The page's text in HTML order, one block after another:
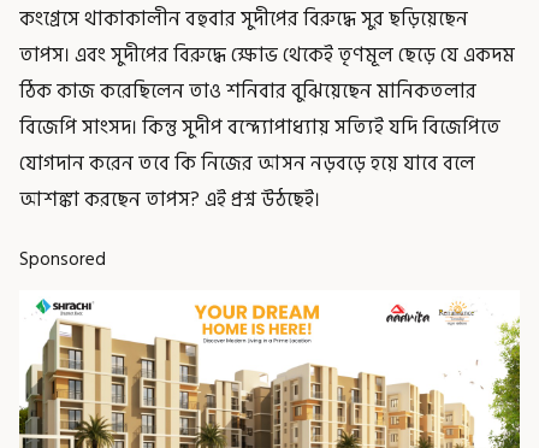
কংগ্রেসে থাকাকালীন বহুবার সুদীপের বিরুদ্ধে সুর ছড়িয়েছেন
তাপস। এবং সুদীপের বিরুদ্ধে ক্ষোভ থেকেই তৃণমূল ছেড়ে যে একদম
ঠিক কাজ করেছিলেন তাও শনিবার বুঝিয়েছেন মানিকতলার
বিজেপি সাংসদ। কিন্তু সুদীপ বন্দ্যোপাধ্যায় সত্যিই যদি বিজেপিতে
যোগদান করেন তবে কি নিজের আসন নড়বড়ে হয়ে যাবে বলে
আশঙ্কা করছেন তাপস? এই প্রশ্ন উঠছেই।
Sponsored